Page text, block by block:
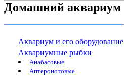
Домашний аквариум
Аквариум и его оборудование
Аквариумные рыбки
Анабасовые
Аптеронотовые